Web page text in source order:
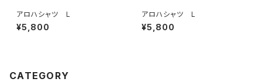
アロハシャツ L
¥5,800
アロハシャツ L
¥5,800
CATEGORY